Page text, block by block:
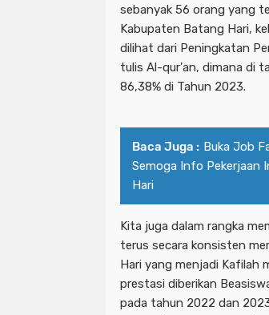
sebanyak 56 orang yang
Kabupaten Batang Hari,
dilihat dari Peningkatan
tulis Al-qur'an, dimana di
86,38% di Tahun 2023.
Baca Juga : Buka Job
Semoga Info Pekerjaan
Hari
Kita juga dalam rangka
terus secara konsisten
Hari yang menjadi Kafilah
prestasi diberikan
pada tahun 2022 dan